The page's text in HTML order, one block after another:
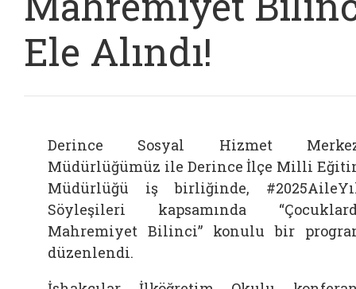
Ele Alındı!
Derince Sosyal Hizmet
Müdürlüğümüz ile Derince İlçe Milli
Müdürlüğü iş birliğinde,
Söyleşileri kapsamında
Mahremiyet Bilinci” konulu bir
düzenlendi.